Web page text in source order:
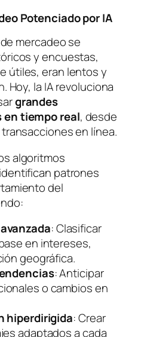
Potenciado por IA
mercadeo se
y encuestas,
útiles, eran lentos y
Hoy, la IA revoluciona
grandes
en tiempo real, desde
en línea.
algoritmos
identifican patrones
del
: Clasificar
en intereses,
geográfica.
: Anticipar
o cambios en
hiperdirigida: Crear
adaptados a cada